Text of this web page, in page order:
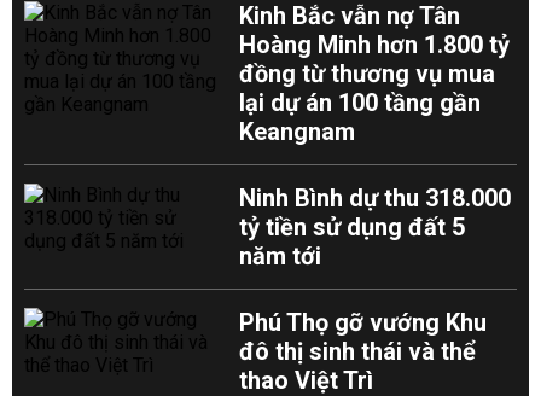
Kinh Bắc vẫn nợ Tân
Hoàng Minh hơn 1.800 tỷ
đồng từ thương vụ mua
lại dự án 100 tầng gần
Keangnam
Ninh Bình dự thu 318.000
tỷ tiền sử dụng đất 5
năm tới
Phú Thọ gỡ vướng Khu
đô thị sinh thái và thể
thao Việt Trì